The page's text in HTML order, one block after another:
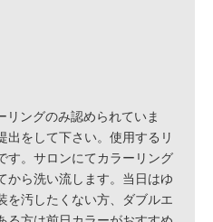
リングのみ認められていま
出をして下さい。使用するリ
す。サロンにてカラーリング
から洗い流します。当日はゆ
を汚したくない方、ダブルエ